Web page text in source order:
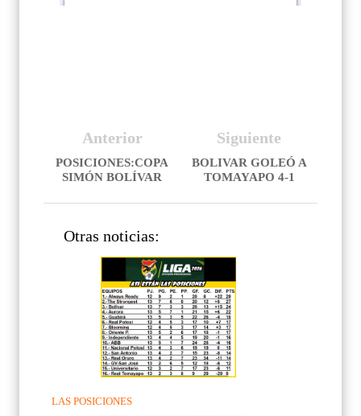
Siguiente
BOLIVAR GOLEÓ A
TOMAYAPO 4-1
Anterior
POSICIONES:COPA
SIMÓN BOLÍVAR
Otras noticias:
LAS POSICIONES